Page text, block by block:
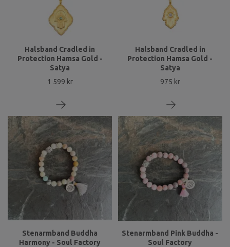
Halsband Cradled in
Protection Hamsa Gold -
Satya
1 599 kr
Halsband Cradled in
Protection Hamsa Gold -
Satya
975 kr
Stenarmband Buddha
Harmony - Soul Factory
Stenarmband Pink Buddha -
Soul Factory